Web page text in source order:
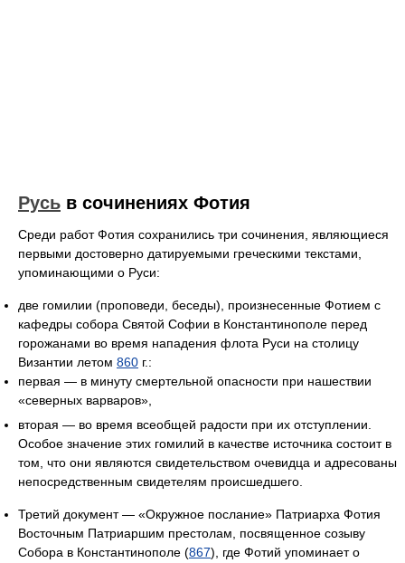
Русь в сочинениях Фотия
Среди работ Фотия сохранились три сочинения, являющиеся
первыми достоверно датируемыми греческими текстами,
упоминающими о Руси:
две гомилии (проповеди, беседы), произнесенные Фотием с
кафедры собора Святой Софии в Константинополе перед
горожанами во время нападения флота Руси на столицу
Византии летом 860 г.:
первая — в минуту смертельной опасности при нашествии
«северных варваров»,
вторая — во время всеобщей радости при их отступлении.
Особое значение этих гомилий в качестве источника состоит в
том, что они являются свидетельством очевидца и адресованы
непосредственным свидетелям происшедшего.
Третий документ — «Окружное послание» Патриарха Фотия
Восточным Патриаршим престолам, посвященное созыву
Собора в Константинополе (867), где Фотий упоминает о